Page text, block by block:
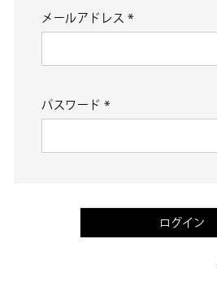
メールアドレス
須)
パスワード
須)
ログイン